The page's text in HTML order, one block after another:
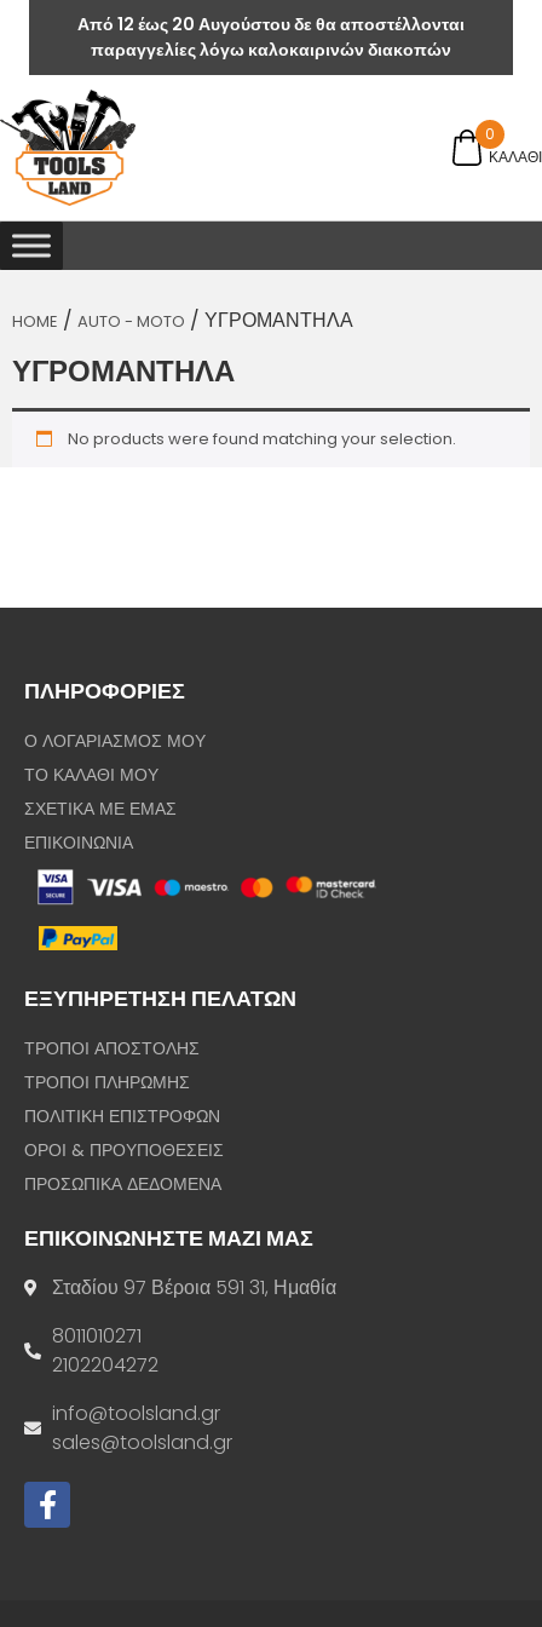
Από 12 έως 20 Αυγούστου δε θα αποστέλλονται
παραγγελίες λόγω καλοκαιρινών διακοπών
ΚΑΛΑΘΙ
0
HOME / AUTO - MOTO / ΥΓΡΟΜΑΝΤΗΛΑ
ΥΓΡΟΜΑΝΤΗΛΑ
No products were found matching your selection.
ΠΛΗΡΟΦΟΡΙΕΣ
Ο ΛΟΓΑΡΙΑΣΜΟΣ ΜΟΥ
ΤΟ ΚΑΛΑΘΙ ΜΟΥ
ΣΧΕΤΙΚΑ ΜΕ ΕΜΑΣ
ΕΠΙΚΟΙΝΩΝΙΑ
ΕΞΥΠΗΡΕΤΗΣΗ ΠΕΛΑΤΩΝ
ΤΡΟΠΟΙ ΑΠΟΣΤΟΛΗΣ
ΤΡΟΠΟΙ ΠΛΗΡΩΜΗΣ
ΠΟΛΙΤΙΚΗ ΕΠΙΣΤΡΟΦΩΝ
ΟΡΟΙ & ΠΡΟΥΠΟΘΕΣΕΙΣ
ΠΡΟΣΩΠΙΚΑ ΔΕΔΟΜΕΝΑ
ΕΠΙΚΟΙΝΩΝΗΣΤΕ ΜΑΖΙ ΜΑΣ
Σταδίου 97 Βέροια 591 31, Ημαθία
8011010271
2102204272
info@toolsland.gr
sales@toolsland.gr